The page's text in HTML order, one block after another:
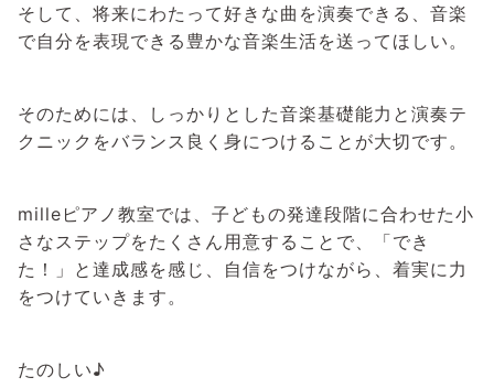
そして、将来にわたって好きな曲を演奏できる、音楽
で自分を表現できる豊かな音楽生活を送ってほしい。
そのためには、しっかりとした音楽基礎能力と演奏テ
クニックをバランス良く身につけることが大切です。
mille ピアノ教室では、子どもの発達段階に合わせた小
さなステップをたくさん用意することで、「でき
た！」と達成感を感じ、自信をつけながら、着実に力
をつけていきます。
たのしい♪